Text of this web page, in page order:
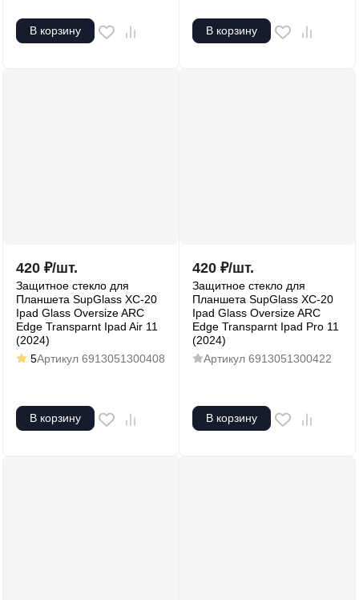
В корзину В корзину
420 ₽/шт.
Защитное стекло для
Планшета SupGlass XC-20
Ipad Glass Oversize ARC
Edge Transparnt Ipad Air 11
(2024)
5Артикул 6913051300408
В корзину
420 ₽/шт.
Защитное стекло для
Планшета SupGlass XC-20
Ipad Glass Oversize ARC
Edge Transparnt Ipad Pro 11
(2024)
Артикул 6913051300422
В корзину